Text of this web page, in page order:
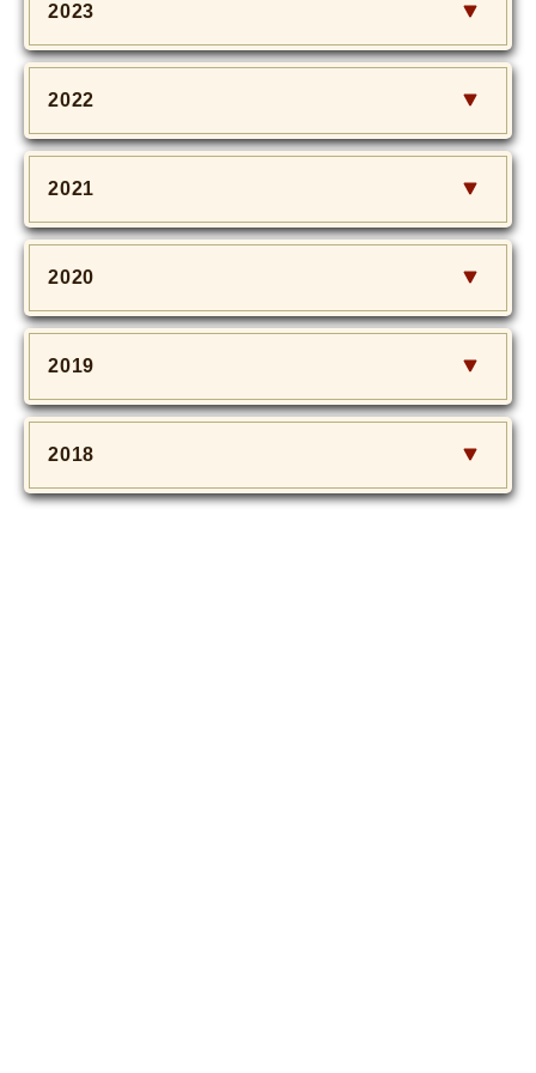
2023
2022
2021
2020
2019
2018